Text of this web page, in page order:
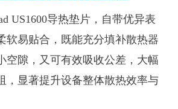
US1600导热垫片，自带优异表
软易贴合，既能充分填补散热器
空隙，又可有效吸收公差，大幅
，显著提升设备整体散热效率与